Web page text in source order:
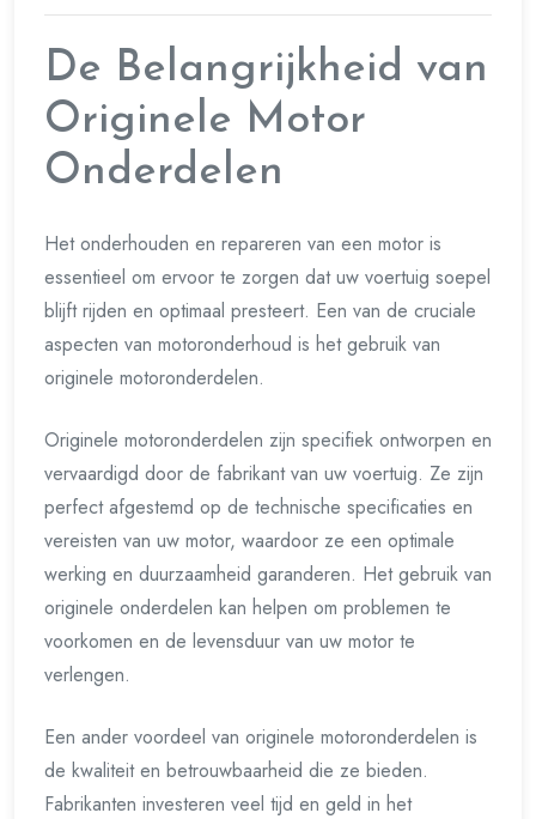
De Belangrijkheid van
Originele Motor
Onderdelen
Het onderhouden en repareren van een motor is
essentieel om ervoor te zorgen dat uw voertuig soepel
blijft rijden en optimaal presteert. Een van de cruciale
aspecten van motoronderhoud is het gebruik van
originele motoronderdelen.
Originele motoronderdelen zijn specifiek ontworpen en
vervaardigd door de fabrikant van uw voertuig. Ze zijn
perfect afgestemd op de technische specificaties en
vereisten van uw motor, waardoor ze een optimale
werking en duurzaamheid garanderen. Het gebruik van
originele onderdelen kan helpen om problemen te
voorkomen en de levensduur van uw motor te
verlengen.
Een ander voordeel van originele motoronderdelen is
de kwaliteit en betrouwbaarheid die ze bieden.
Fabrikanten investeren veel tijd en geld in het